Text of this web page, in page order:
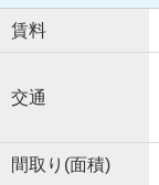
賃料
交通
間取り(面積)